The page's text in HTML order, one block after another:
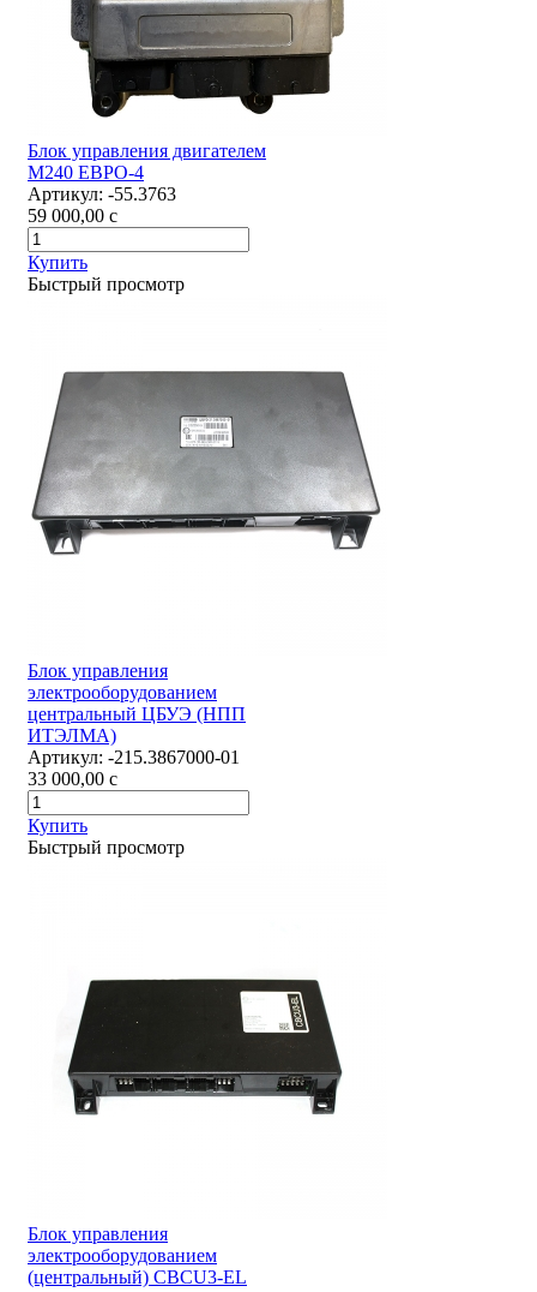
Блок управления двигателем
М240 ЕВРО-4
Артикул: -55.3763
59 000,00 c
Купить
Быстрый просмотр
Блок управления
электрооборудованием
центральный ЦБУЭ (НПП
ИТЭЛМА)
Артикул: -215.3867000-01
33 000,00 c
Купить
Быстрый просмотр
Блок управления
электрооборудованием
(центральный) CBCU3-EL